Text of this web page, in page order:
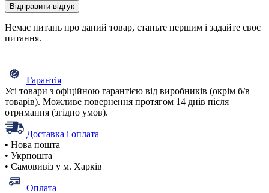
Відправити відгук
Немає питань про даний товар, станьте першим і задайте своє
питання.
Гарантія
Усі товари з офіційною гарантією від виробників (окрім б/в
товарів). Можливе повернення протягом 14 днів після
отримання (згідно умов).
Доставка і оплата
• Нова пошта
• Укрпошта
• Самовивіз у м. Харків
Оплата